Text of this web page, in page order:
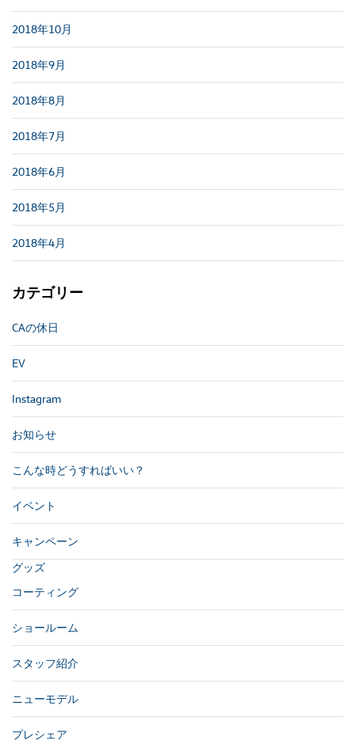
2018年10月
2018年9月
2018年8月
2018年7月
2018年6月
2018年5月
2018年4月
カテゴリー
CAの休日
EV
Instagram
お知らせ
こんな時どうすればいい？
イベント
キャンペーン
グッズ
コーティング
ショールーム
スタッフ紹介
ニューモデル
プレシェア